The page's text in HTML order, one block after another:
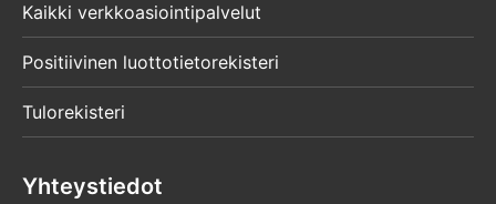
Kaikki verkkoasiointipalvelut
Positiivinen luottotietorekisteri
Tulorekisteri
Yhteystiedot